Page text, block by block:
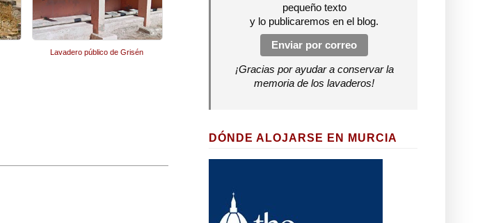
Lavadero público de Grisén
pequeño texto
y lo publicaremos en el blog.
Enviar por correo
¡Gracias por ayudar a conservar la
memoria de los lavaderos!
DÓNDE ALOJARSE EN MURCIA